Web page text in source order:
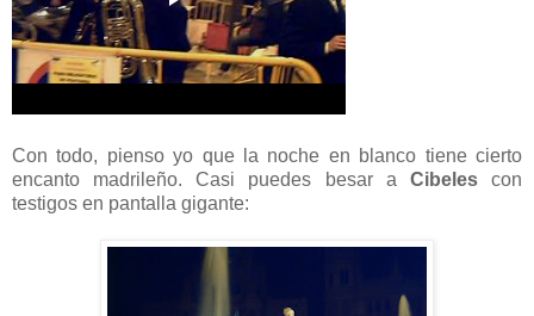
Con todo, pienso yo que la noche en blanco tiene cierto
encanto madrileño. Casi puedes besar a Cibelescon
testigos en pantalla gigante: